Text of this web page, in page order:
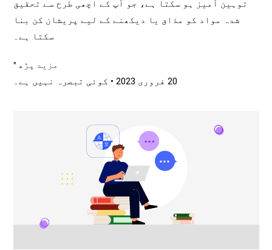
توہین آمیز ہو سکتا ہے، جو آپ کے اچھی طرح سے تحقیق
شدہ مواد کو مذاق یا دیکھنے کے لیے پریشان کن بنا
سکتا ہے۔
مزید پڑھ "
20 فروری 2023 کوئی تبصرہ نہیں ہے۔